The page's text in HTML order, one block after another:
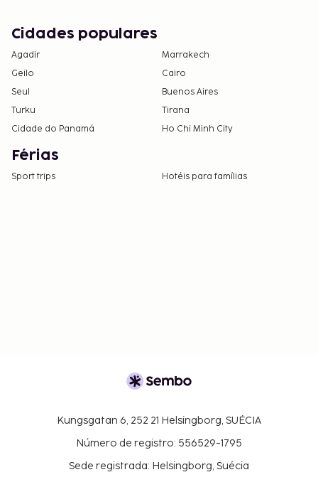
Cidades populares
Agadir
Marrakech
Geilo
Cairo
Seul
Buenos Aires
Turku
Tirana
Cidade do Panamá
Ho Chi Minh City
Férias
Sport trips Hotéis para famílias
Kungsgatan 6, 252 21 Helsingborg, SUÉCIA
Número de registro: 556529-1795
Sede registrada: Helsingborg, Suécia